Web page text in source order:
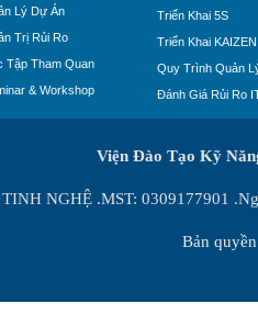
Lý Dự Án
Trị Rủi Ro
Tập Tham Quan
& Workshop
Triển Khai 5S
Triển Khai KAIZEN
Quy Trình Quản
Đánh Giá Rủi Ro
Viện Đào Tạo Kỹ
NGHỆ .MST: 0309177901
Bản